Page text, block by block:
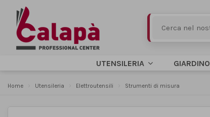
UTENSILERIA GIARDINO
Home Utensileria Elettroutensili Strumenti di misura